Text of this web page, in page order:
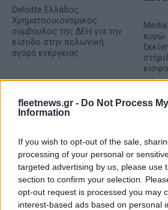
fleetnews.gr - Do Not Process
Information
If you wish to opt-out of the sale,
processing of your personal or
targeted advertising by us, please use
section to confirm your selection.
opt-out request is processed you may
interest-based ads based on personal
Deloitte Ελλάδος:
Χρηματοοικονομικός
σύμβουλος της ΔΕΗ για την
είσοδο στην πολωνική
αγορά ενέργειας
ευρώ
IAB Hellas: Νέα Διοικούσα Επιτροπή
Συμβούλιο - Πρόεδρος ο Γαληνός